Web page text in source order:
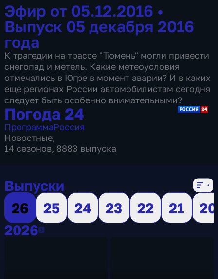
Эфир от 05.12.2016 •
Выпуск 05 декабря 2016
года
К трагедии на трассе "Тюмень" могли привести
снегопад и метель. Какие метеоусловия
отмечались в Югре в момент аварии? И в каких
еще регионах России автомобилистам сегодня
следует быть особенно внимательными?
Погода 24
ПрограммаРоссия
Новостные,
14 сезонов, 8883 выпуска
Выпуски
26
25 24 23 22 21
20
20262026